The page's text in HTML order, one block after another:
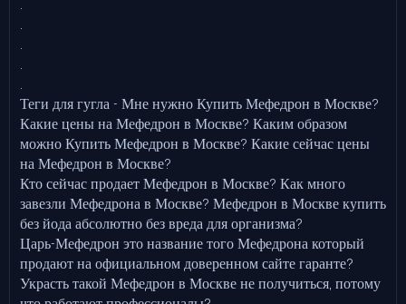
.
.
.
.
.
Теги для гугла - Мне нужно Купить Мефедрон в Москве?
Какие цены на Мефедрон в Москве? Каким образом
можно Купить Мефедрон в Москве? Какие сейчас цены
на Мефедрон в Москве?
Кто сейчас продает Мефедрон в Москве? Как много
завезли Мефедрона в Москве? Мефедрон в Москве купить
без йода абсолютно без вреда для организма?
Царь-Мефедрон это название того Мефедрона который
продают на официальном доверенном сайте гаранте?
Украсть такой Мефедрон в Москве не получиться, потому